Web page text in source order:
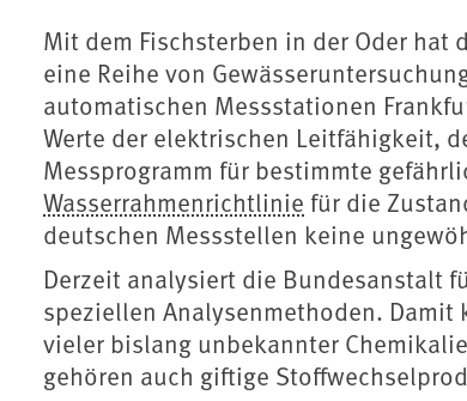
Mit dem Fischsterben in der Oder hat
eine Reihe von
automatischen Messstationen
Werte der elektrischen Leitfähigkeit,
Messprogramm für bestimmte
Wasserrahmenrichtlinie für die
deutschen Messstellen keine
Derzeit analysiert die Bundesanstalt
speziellen Analysenmethoden.
vieler bislang unbekannter
gehören auch giftige